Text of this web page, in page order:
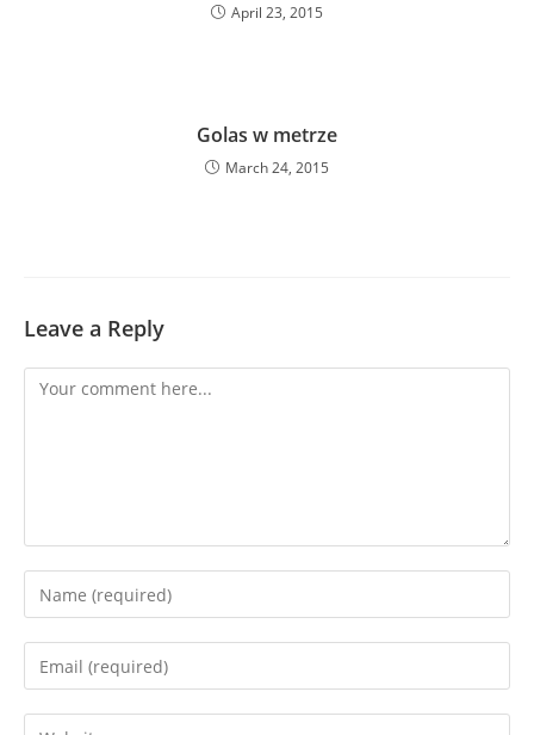
April 23, 2015
Golas w metrze
March 24, 2015
Leave a Reply
Comment
Enter
your
name
Enter
your
email
Enter